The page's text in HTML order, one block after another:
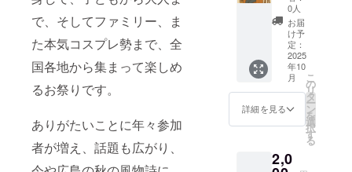
で、そしてファミリー、ま
た本気コスプレ勢まで、全
国各地から集まって楽しめ
るお祭りです。
ありがたいことに年々参加
者が増え、話題も広がり、
（個
人）】
横川本
通り商
店街に
ある、
学びの
本質を
伝える
「答え
は、教
い」個
別指導
0人
お届
け予
定：
2025
年10
月
詳細を見る
こ
の
リ
タ
ー
ン
を
選
択
す
る
2,0